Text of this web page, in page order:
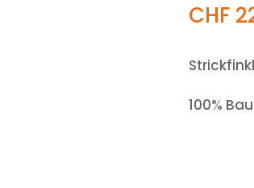
CHF
100%